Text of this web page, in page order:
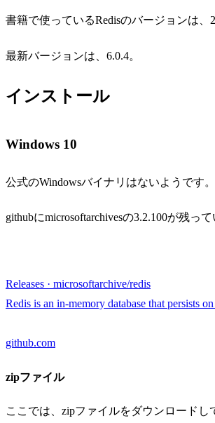
書籍で使っているRedisのバージョンは、
最新バージョンは、6.0.4。
インストール
Windows 10
公式のWindowsバイナリはないようです。
githubにmicrosoftarchivesの3.2.100が残っ
Releases · microsoftarchive/redis
Redis is an in-memory database that persists
github.com
zipファイル
ここでは、zipファイルをダウンロードし